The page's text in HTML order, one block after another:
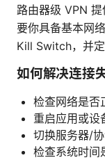
路由器级 VPN
要你具备基本网
Kill Switch，并定
如何解决连接
检查网络是否
重启应用或设
切换服务器/
检查系统时间